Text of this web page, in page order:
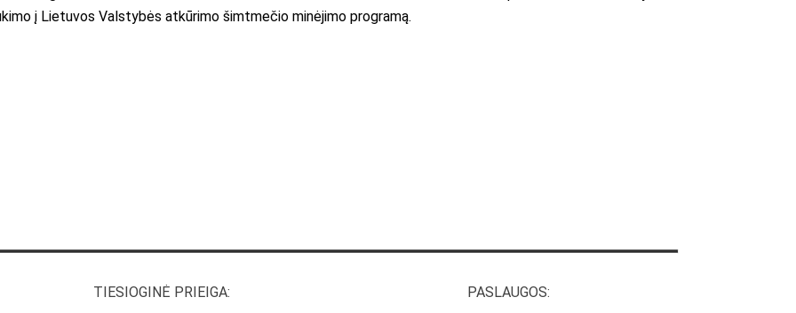
į Lietuvos Valstybės atkūrimo šimtmečio minėjimo programą.
TIESIOGINĖ PRIEIGA: PASLAUGOS: